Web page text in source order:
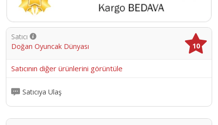
Satıcı
Doğan Oyuncak Dünyası
10
Satıcının diğer ürünlerini görüntüle
Satıcıya Ulaş